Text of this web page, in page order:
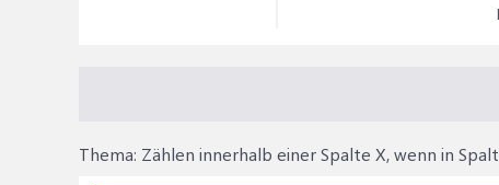
Thema: Zählen innerhalb einer Spalte X, wenn in